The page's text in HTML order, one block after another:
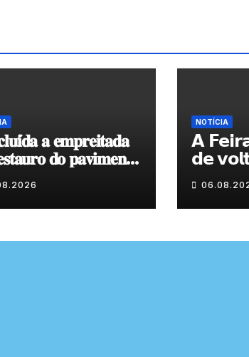
𝐚 𝐞𝐦𝐩𝐫𝐞𝐢𝐭𝐚𝐝𝐚
𝐝𝐨 𝐩𝐚𝐯𝐢𝐦𝐞𝐧𝐭𝐨
𝐚̀ 𝐂𝐚𝐩𝐞𝐥𝐚 𝐝𝐞
NOTÍCIA
𝗔
𝗱𝗲